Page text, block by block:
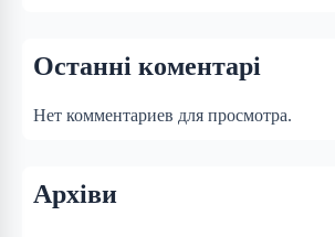
Останні коментарі
Нет комментариев для просмотра.
Архіви